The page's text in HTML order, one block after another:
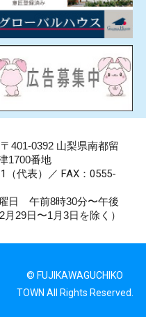
401-0392 山梨県南都留
1700番地
（代表）／ FAX：0555-
日 午前8時30分〜午後
29日〜1月3日を除く）
© FUJIKAWAGUCHIKO
TOWN All Rights Reserved.